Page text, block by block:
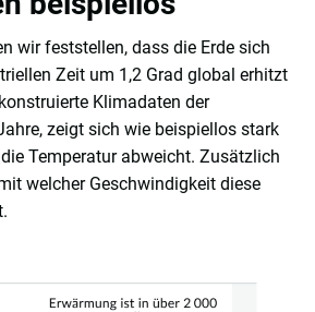
wir feststellen, dass die Erde sich
Zeit um 1,2 Grad global erhitzt
Klimadaten der
zeigt sich wie beispiellos stark
Temperatur abweicht. Zusätzlich
welcher Geschwindigkeit diese